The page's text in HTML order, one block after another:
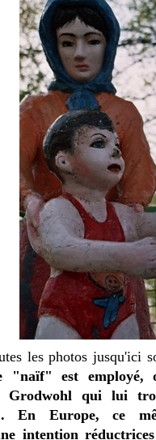
les photos jusqu'ici
"naïf" est employé,
Grodwohl qui lui
En Europe, ce
intention